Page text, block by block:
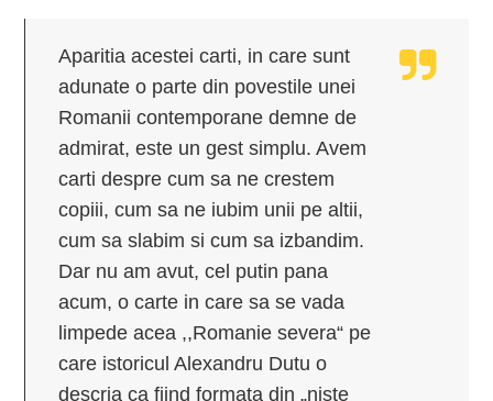
Aparitia acestei carti, in care sunt
adunate o parte din povestile unei
Romanii contemporane demne de
admirat, este un gest simplu. Avem
carti despre cum sa ne crestem
copiii, cum sa ne iubim unii pe altii,
cum sa slabim si cum sa izbandim.
Dar nu am avut, cel putin pana
acum, o carte in care sa se vada
limpede acea ,,Romanie severa“ pe
care istoricul Alexandru Dutu o
descria ca fiind formata din „niste